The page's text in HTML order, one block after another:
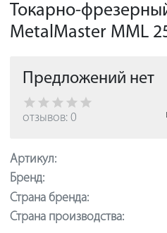
Токарно-
MetalMaster MML
Предложений нет
отзывов: 0
Артикул:
Бренд:
Страна бренда:
Страна производства: